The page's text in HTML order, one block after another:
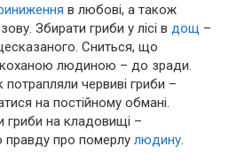
в любові, а також
Збирати гриби у лісі в дощ –
Сниться, що
коханою людиною – до зради.
червиві гриби –
на постійному обмані.
гриби на кладовищі –
правду про померлу людину.